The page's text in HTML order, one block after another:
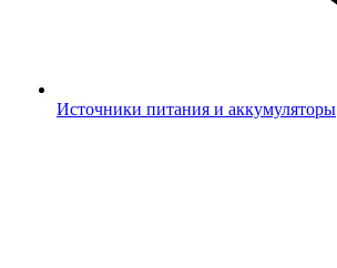
Источники питания и аккумуляторы